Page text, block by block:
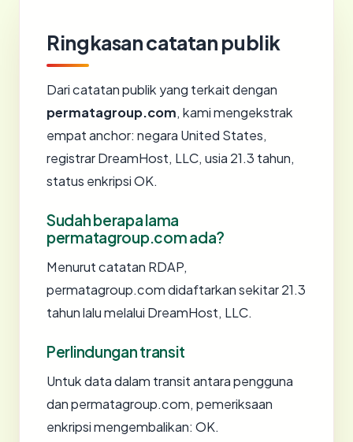
Ringkasan catatan publik
Dari catatan publik yang terkait dengan
permatagroup.com, kami mengekstrak
empat anchor: negara United States,
registrar DreamHost, LLC, usia 21.3 tahun,
status enkripsi OK.
Sudah berapa lama
permatagroup.com ada?
Menurut catatan RDAP,
permatagroup.com didaftarkan sekitar 21.3
tahun lalu melalui DreamHost, LLC.
Perlindungan transit
Untuk data dalam transit antara pengguna
dan permatagroup.com, pemeriksaan
enkripsi mengembalikan: OK.